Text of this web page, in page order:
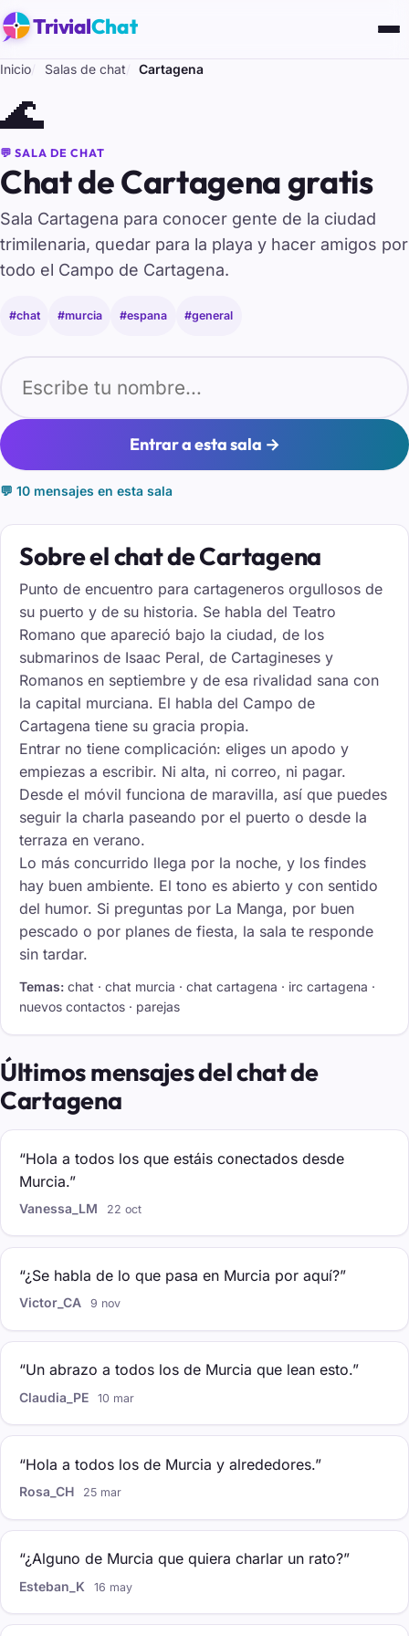
TrivialChat
Inicio Salas de chat Cartagena
🌊
💬 SALA DE CHAT
Chat de Cartagena gratis
Sala Cartagena para conocer gente de la ciudad
trimilenaria, quedar para la playa y hacer amigos por
todo el Campo de Cartagena.
#chat #murcia #espana #general
Entrar a esta sala →
💬 10 mensajes en esta sala
Sobre el chat de Cartagena
Punto de encuentro para cartageneros orgullosos de
su puerto y de su historia. Se habla del Teatro
Romano que apareció bajo la ciudad, de los
submarinos de Isaac Peral, de Cartagineses y
Romanos en septiembre y de esa rivalidad sana con
la capital murciana. El habla del Campo de
Cartagena tiene su gracia propia.
Entrar no tiene complicación: eliges un apodo y
empiezas a escribir. Ni alta, ni correo, ni pagar.
Desde el móvil funciona de maravilla, así que puedes
seguir la charla paseando por el puerto o desde la
terraza en verano.
Lo más concurrido llega por la noche, y los findes
hay buen ambiente. El tono es abierto y con sentido
del humor. Si preguntas por La Manga, por buen
pescado o por planes de fiesta, la sala te responde
sin tardar.
Temas: chat · chat murcia · chat cartagena · irc cartagena ·
nuevos contactos · parejas
Últimos mensajes del chat de
Cartagena
“Hola a todos los que estáis conectados desde
Murcia.”
Vanessa_LM 22 oct
“¿Se habla de lo que pasa en Murcia por aquí?”
Victor_CA 9 nov
“Un abrazo a todos los de Murcia que lean esto.”
Claudia_PE 10 mar
“Hola a todos los de Murcia y alrededores.”
Rosa_CH 25 mar
“¿Alguno de Murcia que quiera charlar un rato?”
Esteban_K 16 may